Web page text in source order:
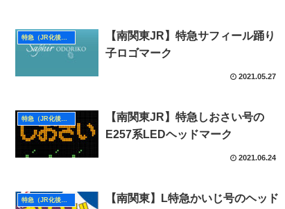
特急（JR化後・南関東）
【南関東JR】特急サフィール踊り
子ロゴマーク
2021.05.27
特急（JR化後・南関東）
【南関東JR】特急しおさい号の
E257系LEDヘッドマーク
2021.06.24
特急（JR化後・南関東） 【南関東】L特急かいじ号のヘッド